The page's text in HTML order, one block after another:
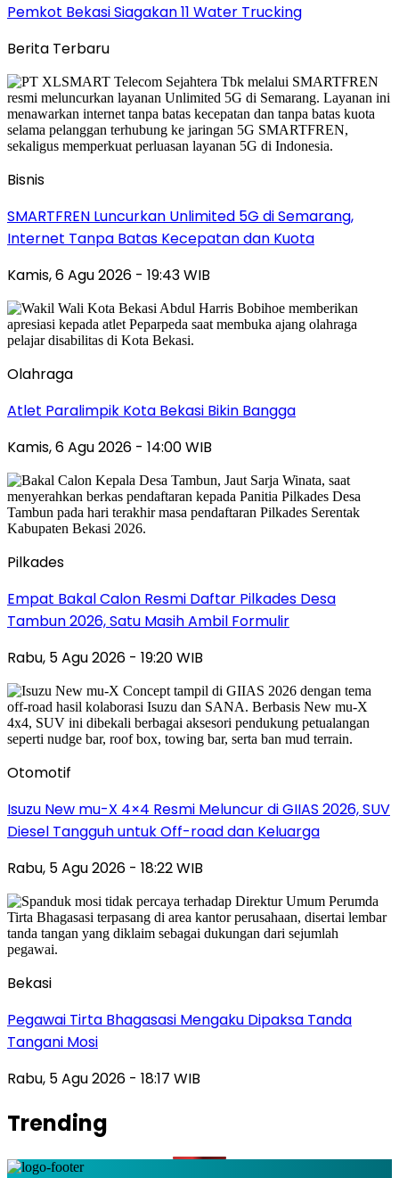
Pemkot Bekasi Siagakan 11 Water Trucking
Berita Terbaru
Bisnis
SMARTFREN Luncurkan Unlimited 5G di Semarang,
Internet Tanpa Batas Kecepatan dan Kuota
Kamis, 6 Agu 2026 - 19:43 WIB
Olahraga
Atlet Paralimpik Kota Bekasi Bikin Bangga
Kamis, 6 Agu 2026 - 14:00 WIB
Pilkades
Empat Bakal Calon Resmi Daftar Pilkades Desa
Tambun 2026, Satu Masih Ambil Formulir
Rabu, 5 Agu 2026 - 19:20 WIB
Otomotif
Isuzu New mu-X 4×4 Resmi Meluncur di GIIAS 2026, SUV
Diesel Tangguh untuk Off-road dan Keluarga
Rabu, 5 Agu 2026 - 18:22 WIB
Bekasi
Pegawai Tirta Bhagasasi Mengaku Dipaksa Tanda
Tangani Mosi
Rabu, 5 Agu 2026 - 18:17 WIB
Trending